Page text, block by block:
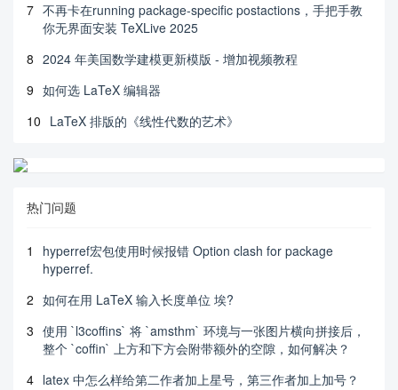
7 不再卡在running package-specific postactions，手把手教
你无界面安装 TeXLive 2025
8 2024 年美国数学建模更新模版 - 增加视频教程
9 如何选 LaTeX 编辑器
10 LaTeX 排版的《线性代数的艺术》
热门问题
1
hyperref宏包使用时候报错 Option clash for package
hyperref.
2 如何在用 LaTeX 输入长度单位 埃?
3 使用 `l3coffins` 将 `amsthm` 环境与一张图片横向拼接后，
整个 `coffin` 上方和下方会附带额外的空隙，如何解决？
4 latex 中怎么样给第二作者加上星号，第三作者加上加号？